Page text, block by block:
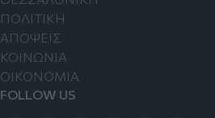
ΠΟΛΙΤΙΚΗ
ΑΠΟΨΕΙΣ
ΚΟΙΝΩΝΙΑ
ΟΙΚΟΝΟΜΙΑ
FOLLOW US